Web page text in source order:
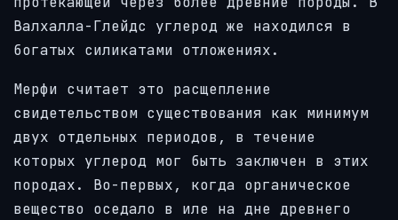
Валхалла-Глейдс углерод же находился в
богатых силикатами отложениях.
Мерфи считает это расщепление
свидетельством существования как минимум
двух отдельных периодов, в течение
которых углерод мог быть заключен в этих
породах. Во-первых, когда органическое
вещество оседало в иле на дне древнего